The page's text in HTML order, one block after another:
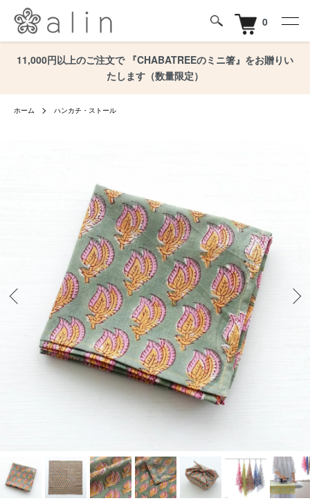
0
11,000円以上のご注文で 『CHABATREEのミニ箸』をお贈りい
たします（数量限定）
ホーム ハンカチ・ストール